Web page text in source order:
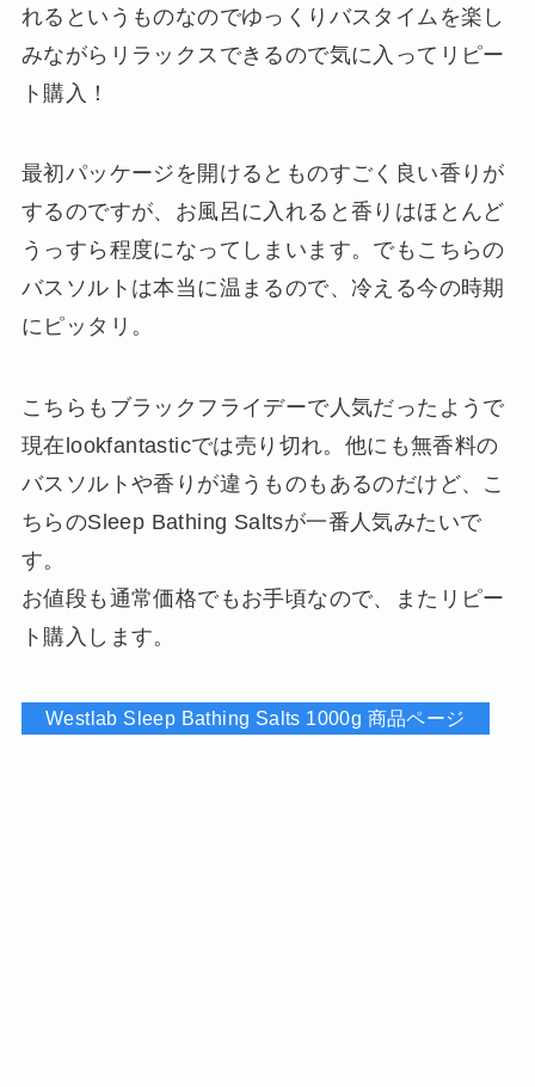
れるというものなのでゆっくりバスタイムを楽し
みながらリラックスできるので気に入ってリピー
ト購入！
最初パッケージを開けるとものすごく良い香りが
するのですが、お風呂に入れると香りはほとんど
うっすら程度になってしまいます。でもこちらの
バスソルトは本当に温まるので、冷える今の時期
にピッタリ。
こちらもブラックフライデーで人気だったようで
現在lookfantasticでは売り切れ。他にも無香料の
バスソルトや香りが違うものもあるのだけど、こ
ちらのSleep Bathing Saltsが一番人気みたいで
す。
お値段も通常価格でもお手頃なので、またリピー
ト購入します。
Westlab Sleep Bathing Salts 1000g 商品ページ